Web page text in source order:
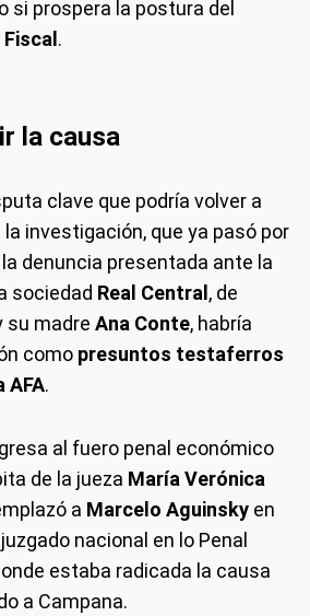
si prospera la postura del
.
la causa
clave que podría volver a
investigación, que ya pasó por
denuncia presentada ante la
sociedad Real Central , de
su madre Ana Conte, habría
como presuntos testaferros
AFA.
al fuero penal económico
de la jueza María Verónica
a Marcelo Aguinsky en
nacional en lo Penal
estaba radicada la causa
a Campana.